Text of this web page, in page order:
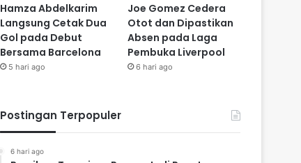
Hamza Abdelkarim
Langsung Cetak Dua
Gol pada Debut
Bersama Barcelona
5 hari ago
Joe Gomez Cedera
Otot dan Dipastikan
Absen pada Laga
Pembuka Liverpool
6 hari ago
Postingan Terpopuler
6 hari ago